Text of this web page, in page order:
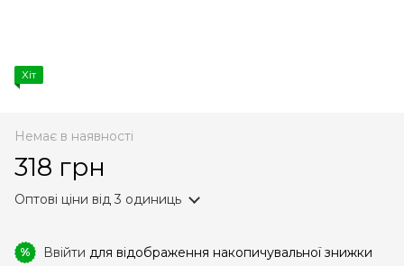
Хіт
Немає в наявності
318 грн
Оптові ціни від 3 одиниць
% Ввійти для відображення накопичувальної знижки